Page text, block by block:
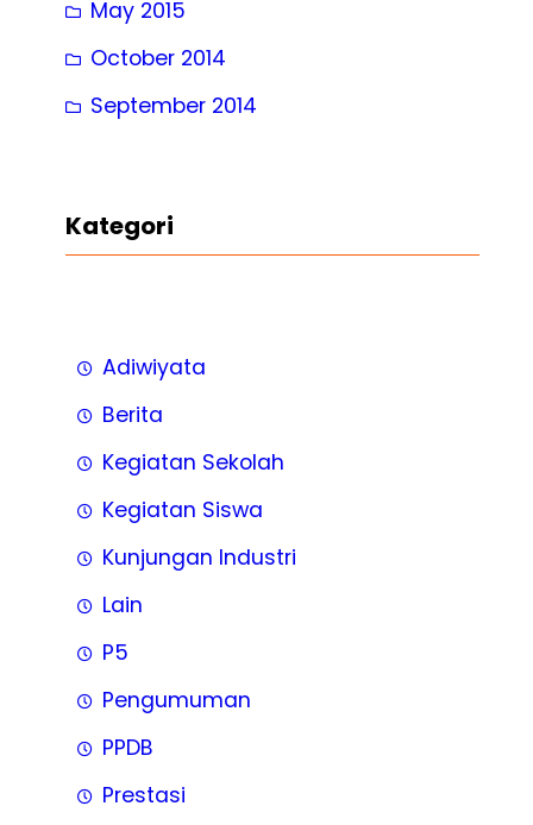
May 2015
October 2014
September 2014
Kategori
Adiwiyata
Berita
Kegiatan Sekolah
Kegiatan Siswa
Kunjungan Industri
Lain
P5
Pengumuman
PPDB
Prestasi